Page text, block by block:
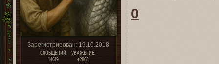
Зарегистрирован: 19.10.2018
СООБЩЕНИЙ:
14619
УВАЖЕНИЕ:
+2863
0